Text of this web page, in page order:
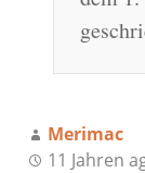
Merimac
11 Jahren